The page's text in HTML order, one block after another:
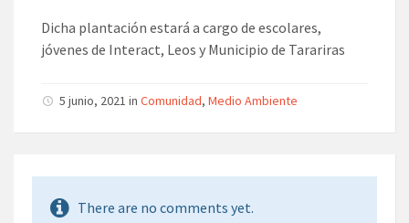
Dicha plantación estará a cargo de escolares,
jóvenes de Interact, Leos y Municipio de Tarariras
5 junio, 2021 in Comunidad, Medio Ambiente
There are no comments yet.